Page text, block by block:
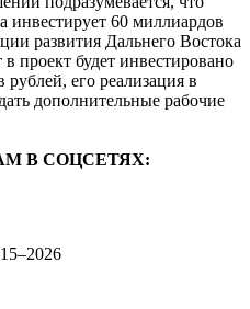
инвестирует 60 миллиардов
развития Дальнего Востока
в проект будет инвестировано
его реализация в
дополнительные рабочие
В СОЦСЕТЯХ: